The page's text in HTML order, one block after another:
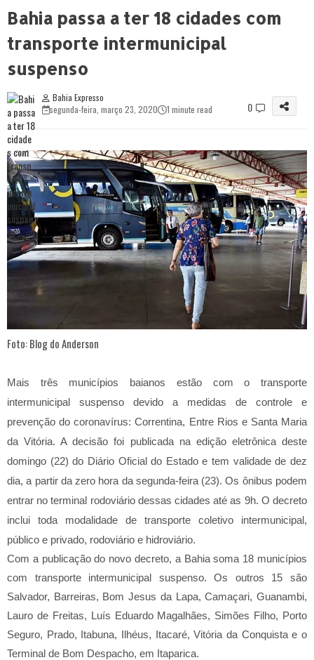
Bahia passa a ter 18 cidades com
transporte intermunicipal
suspenso
Bahia Expresso
segunda-feira, março 23, 2020
1 minute read 0
Foto: Blog do Anderson
Mais três municípios baianos estão com o transporte
intermunicipal suspenso devido a medidas de controle e
prevenção do coronavírus: Correntina, Entre Rios e Santa Maria
da Vitória. A decisão foi publicada na edição eletrônica deste
domingo (22) do Diário Oficial do Estado e tem validade de dez
dia, a partir da zero hora da segunda-feira (23). Os ônibus podem
entrar no terminal rodoviário dessas cidades até as 9h. O decreto
inclui toda modalidade de transporte coletivo intermunicipal,
público e privado, rodoviário e hidroviário.
Com a publicação do novo decreto, a Bahia soma 18 municípios
com transporte intermunicipal suspenso. Os outros 15 são
Salvador, Barreiras, Bom Jesus da Lapa, Camaçari, Guanambi,
Lauro de Freitas, Luís Eduardo Magalhães, Simões Filho, Porto
Seguro, Prado, Itabuna, Ilhéus, Itacaré, Vitória da Conquista e o
Terminal de Bom Despacho, em Itaparica.